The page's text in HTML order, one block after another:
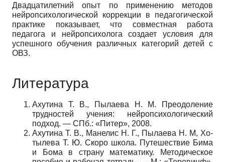
Двадцатилетний опыт по применению методов
нейропсихологической коррекции в педагогической
практике показывает, что совместная работа
педагога и нейропсихолога создает условия для
успешного обу­чения различных категорий детей с
ОВЗ.
Литература
Ахутина Т. В., Пылаева Н. М. Преодоление
труд­ностей учения: нейропсихологический
подход. — СПб.: «Питер», 2008.
Ахутина Т. В., Манелис Н. Г., Пылаева Н. М, Хо-
тылева Т. Ю. Скоро школа. Путешествие Бима
и Бома в страну математику. Методическое